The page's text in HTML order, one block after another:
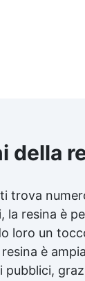
della
trova
la resina è
loro un
è